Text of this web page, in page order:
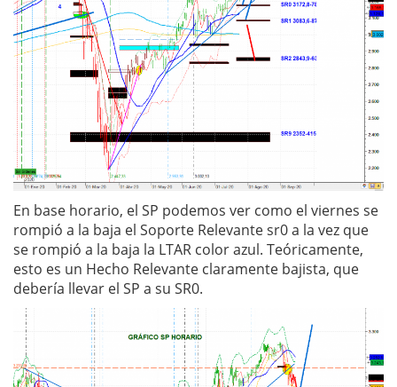
En base horario, el SP podemos ver como el viernes se
rompió a la baja el Soporte Relevante sr0 a la vez que
se rompió a la baja la LTAR color azul. Teóricamente,
esto es un Hecho Relevante claramente bajista, que
debería llevar el SP a su SR0.